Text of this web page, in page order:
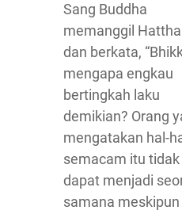
Sang Buddha
memanggil
dan berkata,
mengapa engkau
bertingkah laku
demikian? Orang
mengatakan hal-
semacam itu tidak
dapat menjadi
samana meskipun